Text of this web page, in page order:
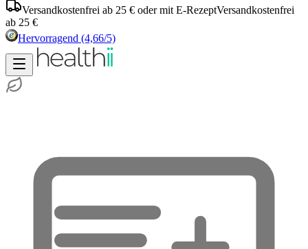
Versandkostenfrei ab 25 € oder mit E-RezeptVersandkostenfrei
ab 25 €
Hervorragend (4,66/5)